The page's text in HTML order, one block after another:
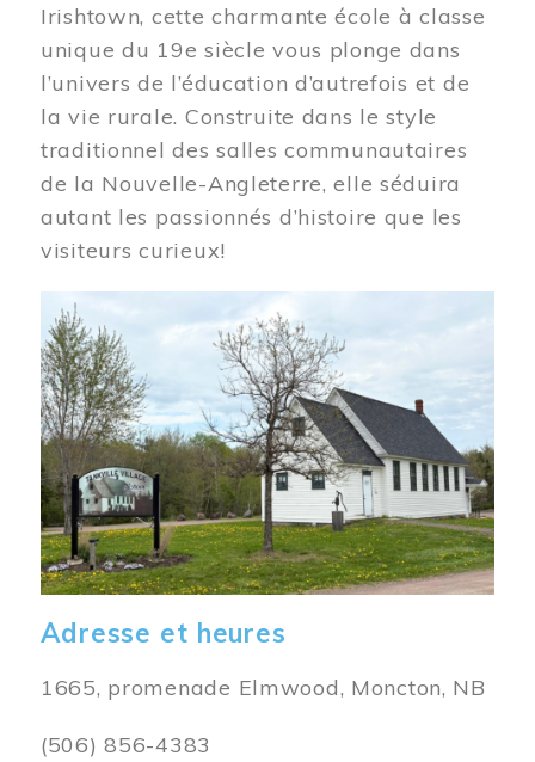
Irishtown, cette charmante école à classe
unique du 19e siècle vous plonge dans
l’univers de l’éducation d’autrefois et de
la vie rurale. Construite dans le style
traditionnel des salles communautaires
de la Nouvelle-Angleterre, elle séduira
autant les passionnés d’histoire que les
visiteurs curieux!
Image
Adresse et heures
1665, promenade Elmwood, Moncton, NB
(506) 856-4383